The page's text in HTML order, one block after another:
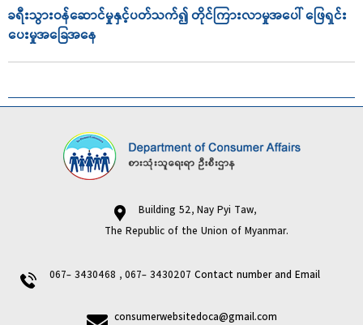
ခရီးသွားဝန်ဆောင်မှုနှင့်ပတ်သက်၍ တိုင်ကြားလာမှုအပေါ် ဖြေရှင်း
ပေးမှုအခြေအနေ
Building 52, Nay Pyi Taw,
The Republic of the Union of Myanmar.
067- 3430468 , 067- 3430207 Contact number and Email
consumerwebsitedoca@gmail.com